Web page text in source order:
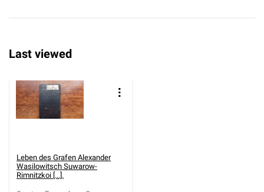
Last viewed
Leben des Grafen Alexander
Wasilowitsch Suwarow-
Rimnitzkoi [...].